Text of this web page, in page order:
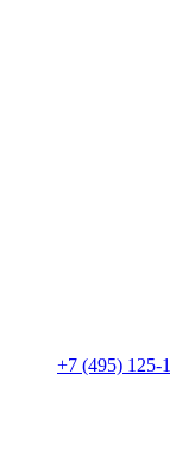
+7 (495) 125-